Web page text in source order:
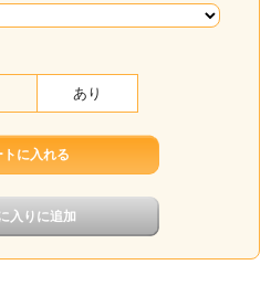
あり